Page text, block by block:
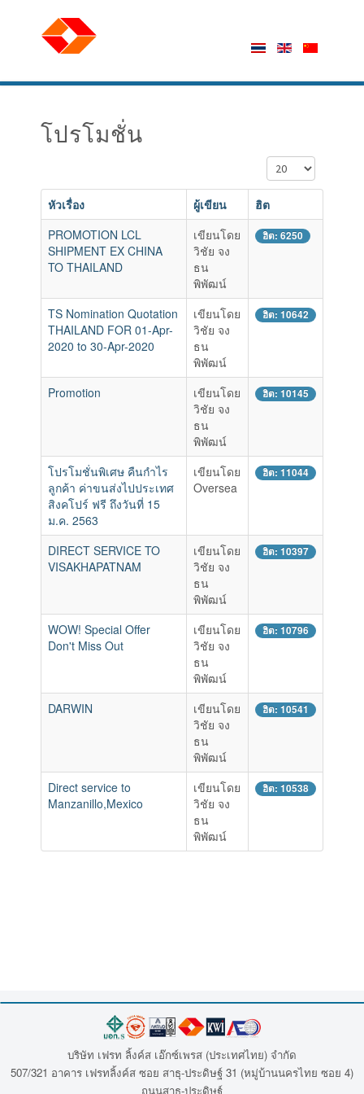
โปรโมชั่น
แสดง #
หัวเรื่อง ผู้เขียน
ฮิต
PROMOTION LCL
SHIPMENT EX CHINA
TO THAILAND
เขียนโดย
วิชัย จง
ธน
พิพัฒน์
ฮิต: 6250
TS Nomination Quotation
THAILAND FOR 01-Apr-
2020 to 30-Apr-2020
เขียนโดย
วิชัย จง
ธน
พิพัฒน์
ฮิต: 10642
Promotion
เขียนโดย
วิชัย จง
ธน
พิพัฒน์
ฮิต: 10145
โปรโมชั่นพิเศษ คืนกำไร
ลูกค้า ค่าขนส่งไปประเทศ
สิงคโปร์ ฟรี ถึงวันที่ 15
ม.ค. 2563
เขียนโดย
Oversea
ฮิต: 11044
DIRECT SERVICE TO
VISAKHAPATNAM
เขียนโดย
วิชัย จง
ธน
พิพัฒน์
ฮิต: 10397
WOW! Special Offer
Don't Miss Out
เขียนโดย
วิชัย จง
ธน
พิพัฒน์
ฮิต: 10796
DARWIN
เขียนโดย
วิชัย จง
ธน
พิพัฒน์
ฮิต: 10541
Direct service to
Manzanillo,Mexico
เขียนโดย
วิชัย จง
ธน
พิพัฒน์
ฮิต: 10538
บริษัท เฟรท ลิ้งค์ส เอ๊กซ์เพรส (ประเทศไทย) จำกัด
507/321 อาคาร เฟรทลิ้งค์ส ซอย สาธุ-ประดิษฐ์ 31 (หมู่บ้านนครไทย ซอย 4)
ถนนสาธุ-ประดิษฐ์